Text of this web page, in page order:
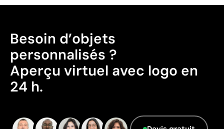
Besoin d’objets
personnalisés ?
Aperçu virtuel avec logo en
24 h.